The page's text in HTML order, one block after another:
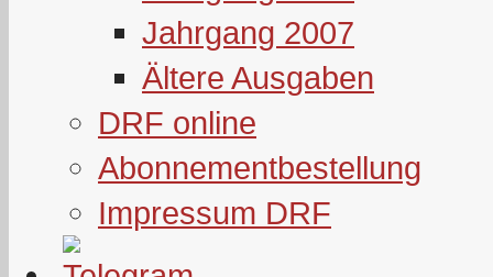
Jahrgang 2007
Ältere Ausgaben
DRF online
Abonnementbestellung
Impressum DRF